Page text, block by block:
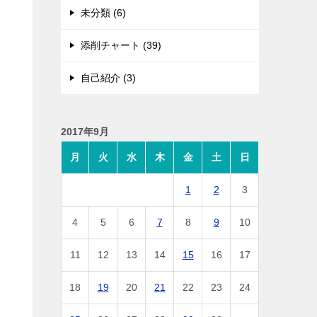
未分類 (6)
添削チャート (39)
自己紹介 (3)
2017年9月
月 火 水 木 金 土 日
1 2 3
4 5 6 7 8 9 10
11 12 13 14 15 16 17
18 19 20 21 22 23 24